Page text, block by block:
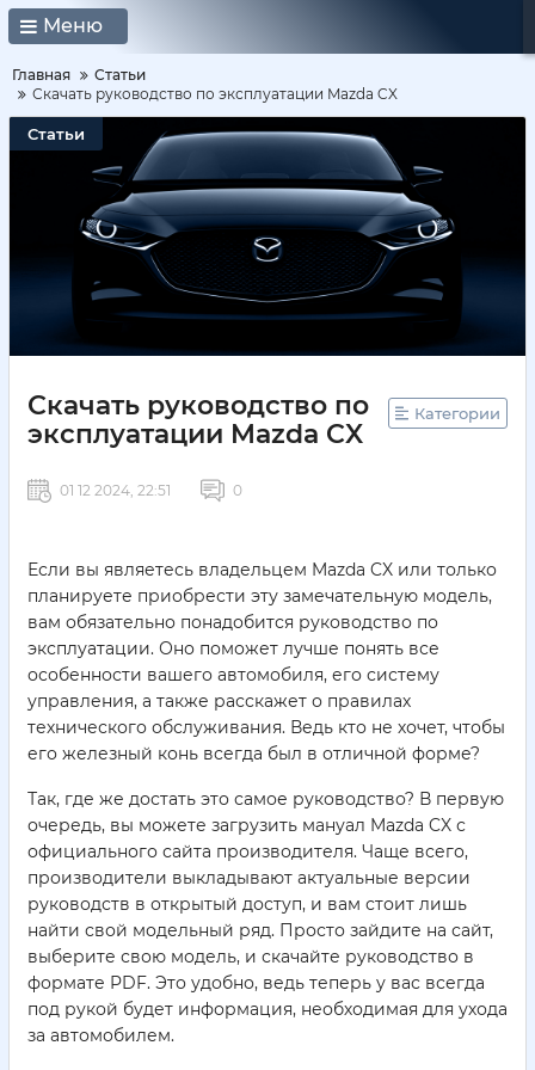
Меню
Главная
Статьи
Скачать руководство по эксплуатации Mazda CX
Статьи
Скачать руководство по
эксплуатации Mazda CX
Категории
01 12 2024, 22:51 0
Если вы являетесь владельцем Mazda CX или только
планируете приобрести эту замечательную модель,
вам обязательно понадобится руководство по
эксплуатации. Оно поможет лучше понять все
особенности вашего автомобиля, его систему
управления, а также расскажет о правилах
технического обслуживания. Ведь кто не хочет, чтобы
его железный конь всегда был в отличной форме?
Так, где же достать это самое руководство? В первую
очередь, вы можете загрузить мануал Mazda CX с
официального сайта производителя. Чаще всего,
производители выкладывают актуальные версии
руководств в открытый доступ, и вам стоит лишь
найти свой модельный ряд. Просто зайдите на сайт,
выберите свою модель, и скачайте руководство в
формате PDF. Это удобно, ведь теперь у вас всегда
под рукой будет информация, необходимая для ухода
за автомобилем.